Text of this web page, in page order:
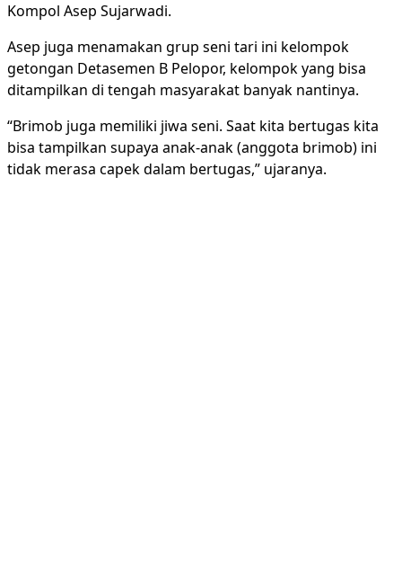
Kompol Asep Sujarwadi.
Asep juga menamakan grup seni tari ini kelompok
getongan Detasemen B Pelopor, kelompok yang bisa
ditampilkan di tengah masyarakat banyak nantinya.
“Brimob juga memiliki jiwa seni. Saat kita bertugas kita
bisa tampilkan supaya anak-anak (anggota brimob) ini
tidak merasa capek dalam bertugas,” ujaranya.